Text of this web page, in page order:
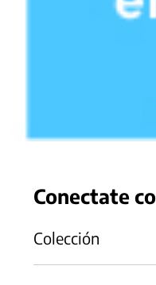
Conectate
Colección